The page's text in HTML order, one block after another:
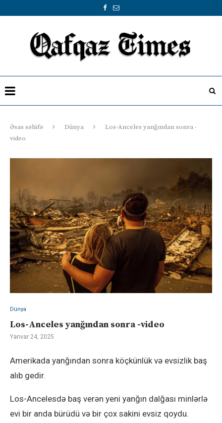
Əsas səhifə Dünya
Los-Anceles yanğından sonra -
video
Dünya
Los-Anceles yanğından sonra -video
Yanvar 24, 2025
Amerikada yanğından sonra köçkünlük və evsizlik baş
alıb gedir.
Los-Ancelesdə baş verən yeni yanğın dalğası minlərlə
evi bir anda bürüdü və bir çox sakini evsiz qoydu.